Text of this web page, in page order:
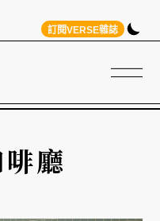
訂閱VERSE雜誌
廳